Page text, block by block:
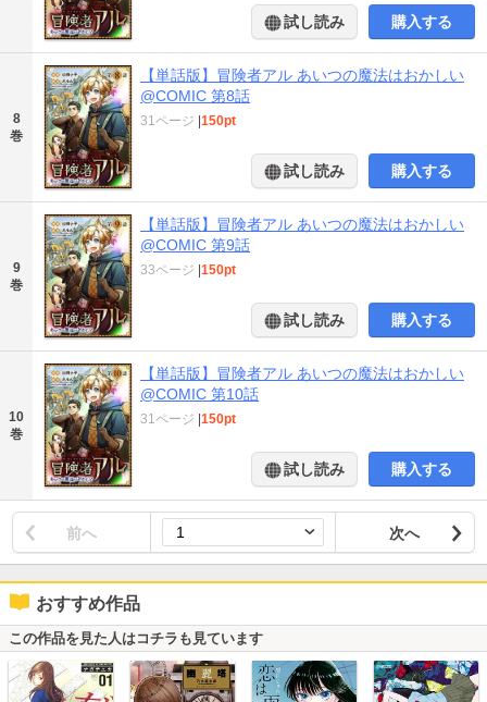
試し読み 購入する
8
巻
【単話版】冒険者アル あいつの魔法はおかしい
@COMIC 第8話
31ページ |150pt
試し読み 購入する
9
巻
【単話版】冒険者アル あいつの魔法はおかしい
@COMIC 第9話
33ページ |150pt
試し読み 購入する
10
巻
【単話版】冒険者アル あいつの魔法はおかしい
@COMIC 第10話
31ページ |150pt
試し読み 購入する
前へ 次へ
おすすめ作品
この作品を見た人はコチラも見ています